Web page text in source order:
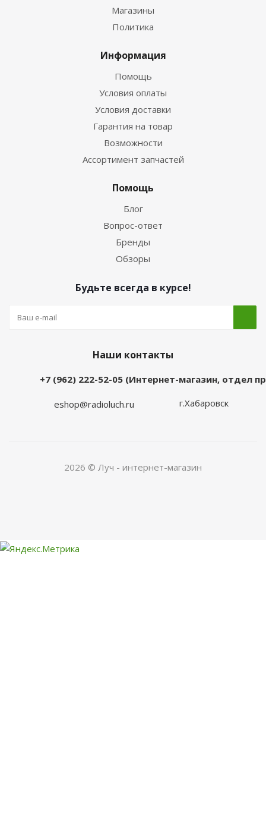
Магазины
Политика
Информация
Помощь
Условия оплаты
Условия доставки
Гарантия на товар
Возможности
Ассортимент запчастей
Помощь
Блог
Вопрос-ответ
Бренды
Обзоры
Будьте всегда в курсе!
Наши контакты
+7 (962) 222-52-05 (Интернет-магазин, отдел
eshop@radioluch.ru г.Хабаровск
2026 © Луч - интернет-магазин